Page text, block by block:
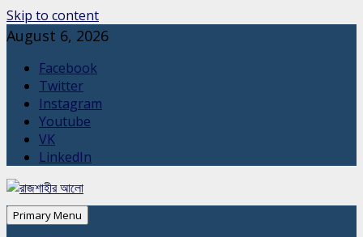
Skip to content
August 6, 2026
Facebook
Twitter
Instagram
Youtube
VK
LinkedIn
Primary Menu